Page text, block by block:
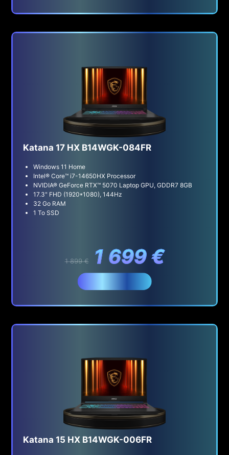
Katana 17 HX B14WGK-084FR
Windows 11 Home
Intel® Core™ i7-14650HX Processor
NVIDIA® GeForce RTX™ 5070 Laptop GPU, GDDR7 8GB
17.3" FHD (1920*1080), 144Hz
32 Go RAM
1 To SSD
1 899 € 1 699 €
Katana 15 HX B14WGK-006FR